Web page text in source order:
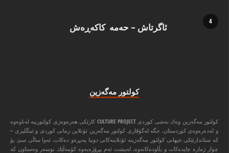
ئاگرتاش – حەمە کاکەڕەش
كولتور مه‌گه‌زین
كولتور مه‌گه‌زین وه‌ك به‌شی كوردی CULTURE PROJECT كارێكی هه‌ره‌وه‌زی كولتورییه‌ له‌ناوه‌وه‌
و له‌ده‌ره‌وه‌ی كوردستان. جگه‌ له‌گۆڤاری كولتور مه‌گه‌زین ئۆنلاین زمانی كوردی و ئینگلیزی –
كه‌ ستاندارتێكی جیهانی كولتور مه‌گه‌زینه‌ ئۆنلاینه‌كانی دونیا په‌یڕه‌و ده‌كات. ئه‌وا ‌ساڵی سێ بۆ
چوار ژماره‌ چاپده‌كات و بڵاوده‌كاته‌وه‌. له‌پشت ئه‌م پڕۆژه‌یه‌وه‌ كۆمه‌ڵێك نوسه‌ر وه‌ستاون كه‌